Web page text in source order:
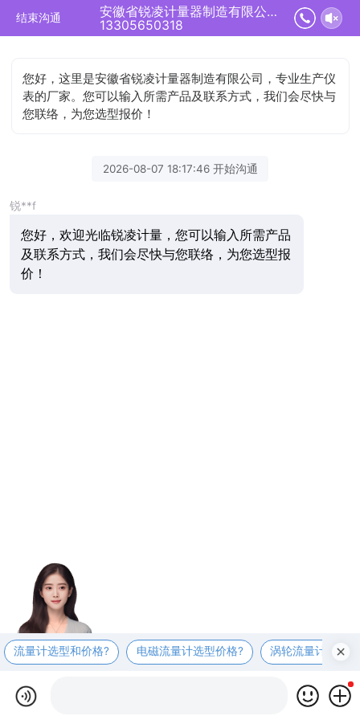
结束沟通
安徽省锐凌计量器制造有限公司正在为您服务
13305650318
您好，这里是安徽省锐凌计量器制造有限公司，专业生产仪
表的厂家。您可以输入所需产品及联系方式，我们会尽快与
您联络，为您选型报价！
2026-08-07 18:17:46 开始沟通
锐**f
您好，欢迎光临锐凌计量，您可以输入所需产品
及联系方式，我们会尽快与您联络，为您选型报
价！
流量计选型和价格? 电磁流量计选型价格? 涡轮流量计选型